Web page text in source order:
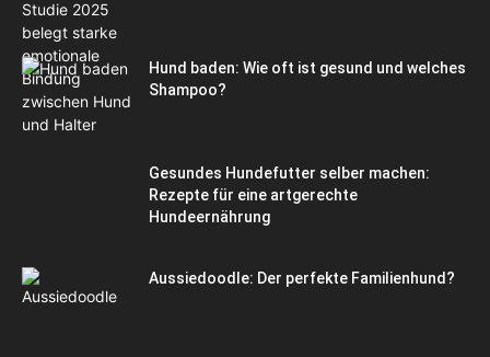
Hund baden: Wie oft ist gesund und welches
Shampoo?
Gesundes Hundefutter selber machen:
Rezepte für eine artgerechte
Hundeernährung
Aussiedoodle: Der perfekte Familienhund?